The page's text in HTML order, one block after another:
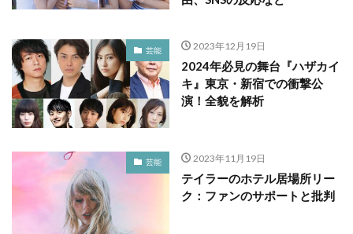
芸能 2023年12月19日
2024年必見の舞台『ハザカイ
キ』東京・新宿での衝撃公
演！全貌を解析
芸能 2023年11月19日
テイラーのホテル居場所リー
ク：ファンのサポートと批判